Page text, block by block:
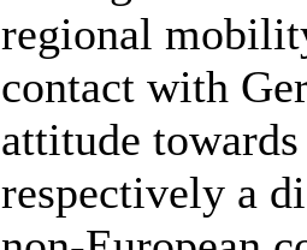
regional
contact with
attitude
respectively a